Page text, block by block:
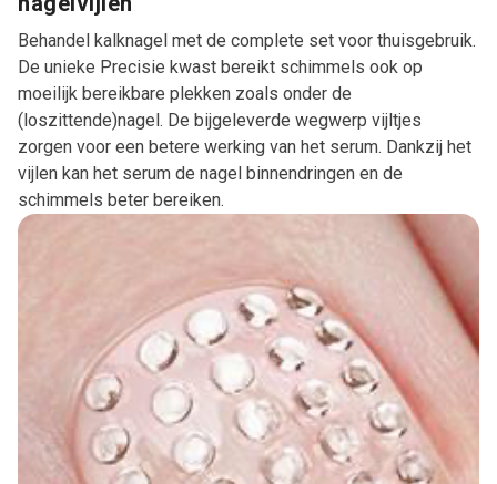
Behandel kalknagel met de complete set voor thuisgebruik.
De unieke Precisie kwast bereikt schimmels ook op
moeilijk bereikbare plekken zoals onder de
(loszittende)nagel. De bijgeleverde wegwerp vijltjes
zorgen voor een betere werking van het serum. Dankzij het
vijlen kan het serum de nagel binnendringen en de
schimmels beter bereiken.